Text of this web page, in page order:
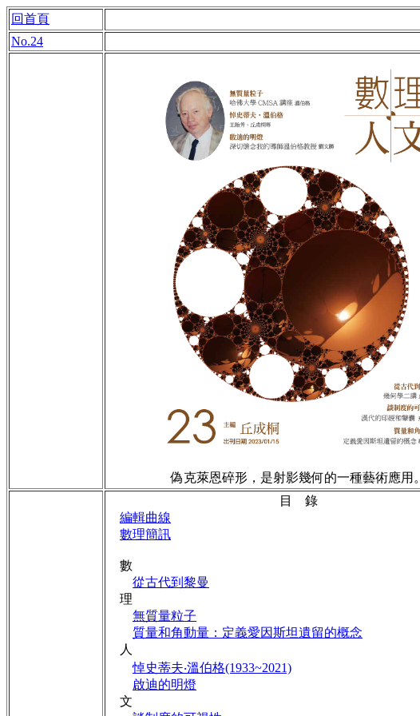
回首頁
No.24
偽克萊恩碎形，是射影幾何的一種藝術應用。
目 錄
編輯曲線
數理簡訊
數
從古代到黎曼
理
無質量粒子
質量和角動量：定義愛因斯坦遺留的概念
人
悼史蒂夫‧溫伯格(1933~2021)
啟迪的明燈
文